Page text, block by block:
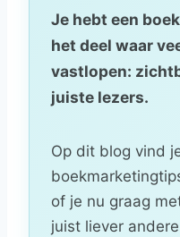
Je hebt een
het deel waar
vastlopen:
juiste lezers.
Op dit blog vind
of je nu graag
juist liever